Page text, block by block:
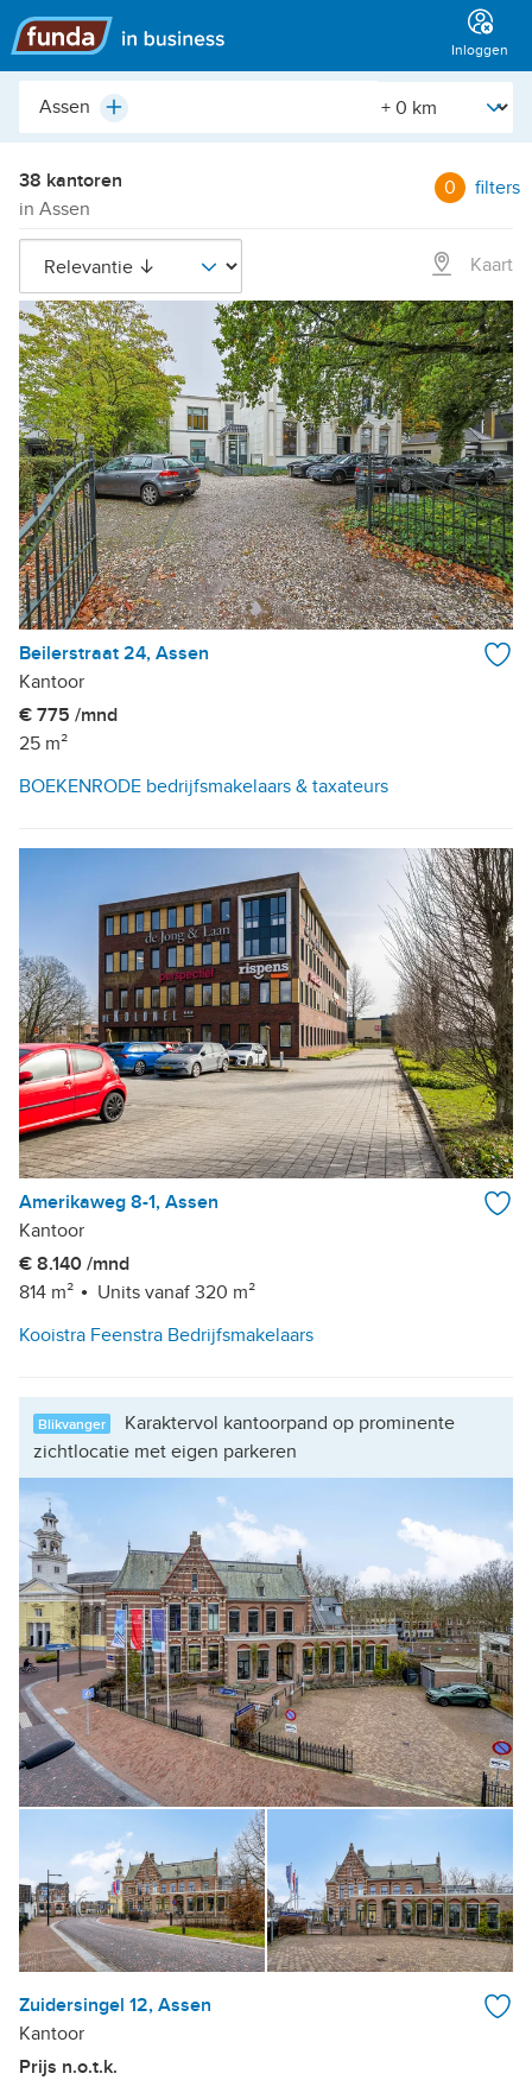
Hoofdmenu
Inloggen
Plaats,
etc.
Plus [Straal]
38 kantoren
in Assen
0 filters
Kaart
Beilerstraat 24, Assen
Kantoor
€ 775 /mnd
25 m²
BOEKENRODE bedrijfsmakelaars & taxateurs
Amerikaweg 8-1, Assen
Kantoor
€ 8.140 /mnd
814 m²
Units vanaf 320 m²
Kooistra Feenstra Bedrijfsmakelaars
Blikvanger
Karaktervol kantoorpand op prominente
zichtlocatie met eigen parkeren
Zuidersingel 12, Assen
Kantoor
Prijs n.o.t.k.